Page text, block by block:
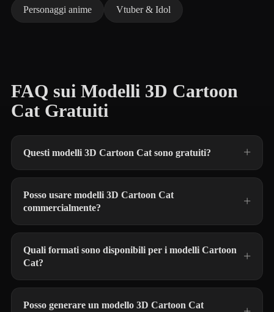
Personaggi anime Vtuber & Idol
FAQ sui Modelli 3D Cartoon
Cat Gratuiti
Questi modelli 3D Cartoon Cat sono gratuiti?
Posso usare modelli 3D Cartoon Cat
commercialmente?
Quali formati sono disponibili per i modelli Cartoon
Cat?
Posso generare un modello 3D Cartoon Cat